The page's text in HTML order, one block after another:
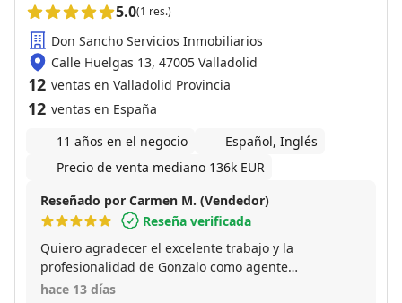
5.0(1 res.)
Don Sancho Servicios Inmobiliarios
Calle Huelgas 13, 47005 Valladolid
12 ventas en Valladolid Provincia
12 ventas en España
11 años en el negocio
Español, Inglés
Precio de venta mediano 136k EUR
Reseñado por Carmen M. (Vendedor)
Reseña verificada
Quiero agradecer el excelente trabajo y la
profesionalidad de Gonzalo como agente
inmobiliario. Desde el primer momento mostró
hace 13 días